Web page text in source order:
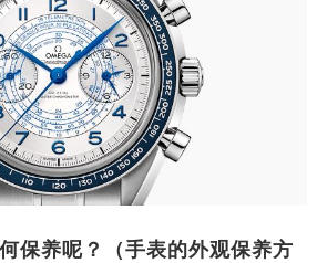
保养呢？（手表的外观保养方